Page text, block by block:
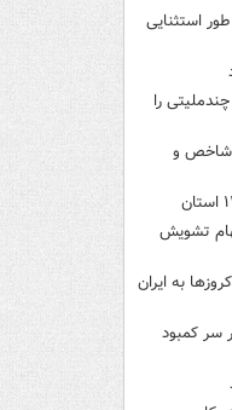
استثنایی
را
شاخص و
اتهام تشویش
به ایران
سر کمبود